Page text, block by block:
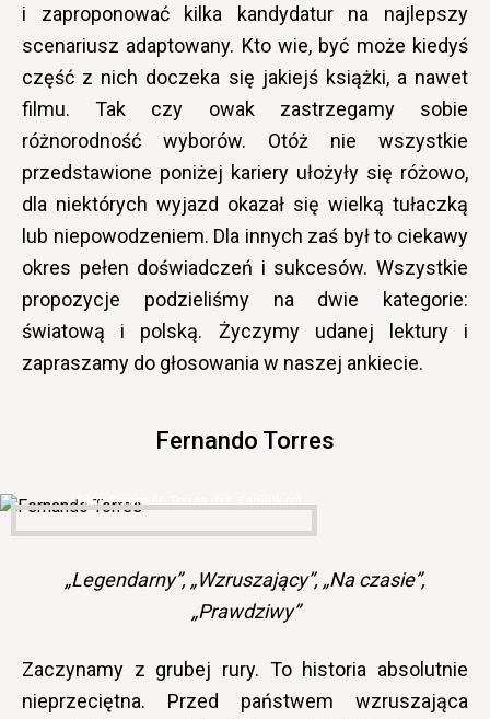
i zaproponować kilka kandydatur na najlepszy
scenariusz adaptowany. Kto wie, być może kiedyś
część z nich doczeka się jakiejś książki, a nawet
filmu. Tak czy owak zastrzegamy sobie
różnorodność wyborów. Otóż nie wszystkie
przedstawione poniżej kariery ułożyły się różowo,
dla niektórych wyjazd okazał się wielką tułaczką
lub niepowodzeniem. Dla innych zaś był to ciekawy
okres pełen doświadczeń i sukcesów. Wszystkie
propozycje podzieliśmy na dwie kategorie:
światową i polską. Życzymy udanej lektury i
zapraszamy do głosowania w naszej ankiecie.
Fernando Torres
Fernando Torres (fot. Fanatik.ro)
„Legendarny”, „Wzruszający”, „Na czasie”,
„Prawdziwy”
Zaczynamy z grubej rury. To historia absolutnie
nieprzeciętna. Przed państwem wzruszająca